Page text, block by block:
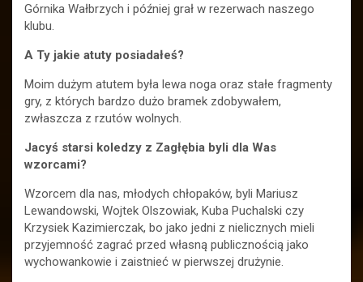
Górnika Wałbrzych i później grał w rezerwach naszego
klubu.
A Ty jakie atuty posiadałeś?
Moim dużym atutem była lewa noga oraz stałe fragmenty
gry, z których bardzo dużo bramek zdobywałem,
zwłaszcza z rzutów wolnych.
Jacyś starsi koledzy z Zagłębia byli dla Was
wzorcami?
Wzorcem dla nas, młodych chłopaków, byli Mariusz
Lewandowski, Wojtek Olszowiak, Kuba Puchalski czy
Krzysiek Kazimierczak, bo jako jedni z nielicznych mieli
przyjemność zagrać przed własną publicznością jako
wychowankowie i zaistnieć w pierwszej drużynie.